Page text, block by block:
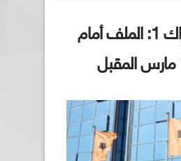
قضية سونطراك 1: الملف أمام